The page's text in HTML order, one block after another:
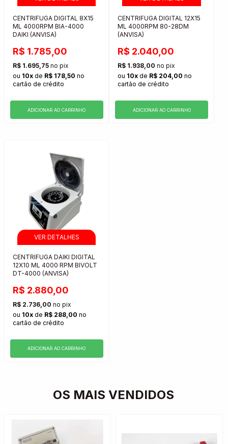
CENTRIFUGA DIGITAL 8X15
ML 4000RPM BIA-4000
DAIKI (ANVISA)
R$ 1.785,00
R$ 1.695,75 no pix
ou 10x de R$ 178,50 no
cartão de crédito
ADICIONAR AO CARRINHO
CENTRIFUGA DIGITAL 12X15
ML 4000RPM 80-28DM
(ANVISA)
R$ 2.040,00
R$ 1.938,00 no pix
ou 10x de R$ 204,00 no
cartão de crédito
ADICIONAR AO CARRINHO
CENTRIFUGA DAIKI DIGITAL
12X10 ML 4000 RPM BIVOLT
DT-4000 (ANVISA)
R$ 2.880,00
R$ 2.736,00 no pix
ou 10x de R$ 288,00 no
cartão de crédito
ADICIONAR AO CARRINHO
OS MAIS VENDIDOS